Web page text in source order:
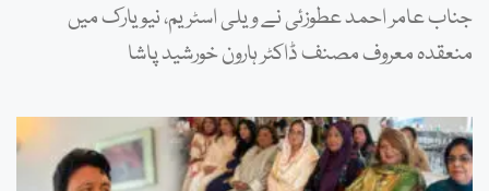
جناب عامر احمد عطوزئی نے ویلی اسٹریم، نیویارک میں
منعقدہ معروف مصنف ڈاکٹر ہارون خورشید پاشا